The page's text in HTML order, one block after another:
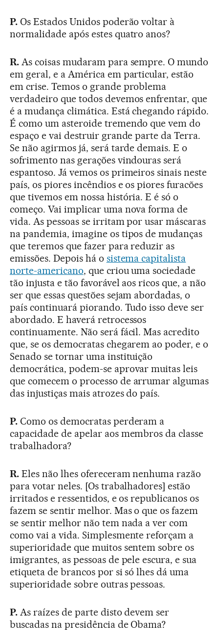
P. Os Estados Unidos poderão voltar à
normalidade após estes quatro anos?
R. As coisas mudaram para sempre. O mundo
em geral, e a América em particular, estão
em crise. Temos o grande problema
verdadeiro que todos devemos enfrentar, que
é a mudança climática. Está chegando rápido.
É como um asteroide tremendo que vem do
espaço e vai destruir grande parte da Terra.
Se não agirmos já, será tarde demais. E o
sofrimento nas gerações vindouras será
espantoso. Já vemos os primeiros sinais neste
país, os piores incêndios e os piores furacões
que tivemos em nossa história. E é só o
começo. Vai implicar uma nova forma de
vida. As pessoas se irritam por usar máscaras
na pandemia, imagine os tipos de mudanças
que teremos que fazer para reduzir as
emissões. Depois há o sistema capitalista
norte-americano, que criou uma sociedade
tão injusta e tão favorável aos ricos que, a não
ser que essas questões sejam abordadas, o
país continuará piorando. Tudo isso deve ser
abordado. E haverá retrocessos
continuamente. Não será fácil. Mas acredito
que, se os democratas chegarem ao poder, e o
Senado se tornar uma instituição
democrática, podem-se aprovar muitas leis
que comecem o processo de arrumar algumas
das injustiças mais atrozes do país.
P.Como os democratas perderam a
capacidade de apelar aos membros da classe
trabalhadora?
R. Eles não lhes ofereceram nenhuma razão
para votar neles. [Os trabalhadores] estão
irritados e ressentidos, e os republicanos os
fazem se sentir melhor. Mas o que os fazem
se sentir melhor não tem nada a ver com
como vai a vida. Simplesmente reforçam a
superioridade que muitos sentem sobre os
imigrantes, as pessoas de pele escura, e sua
etiqueta de brancos por si só lhes dá uma
superioridade sobre outras pessoas.
P. As raízes de parte disto devem ser
buscadas na presidência de Obama?